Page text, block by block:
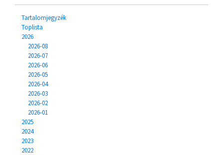
Tartalomjegyzék
Toplista
2026
2026-08
2026-07
2026-06
2026-05
2026-04
2026-03
2026-02
2026-01
2025
2024
2023
2022